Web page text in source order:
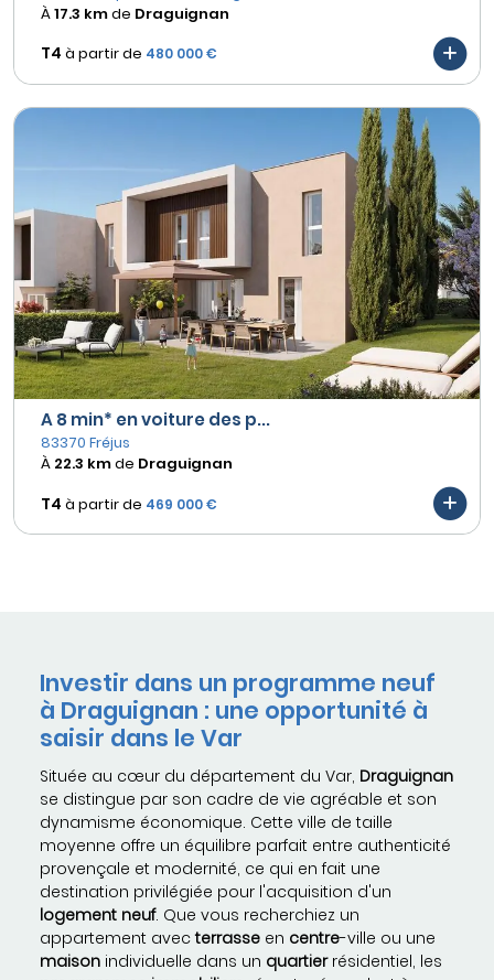
À17.3 kmde Draguignan
T4 à partir de 480 000 €
A 8 min* en voiture des p...
83370 Fréjus
À 22.3 kmde Draguignan
T4 à partir de 469 000 €
Investir dans un programme neuf
à Draguignan : une opportunité à
saisir dans le Var
Située au cœur du département du Var, Draguignan
se distingue par son cadre de vie agréable et son
dynamisme économique. Cette ville de taille
moyenne offre un équilibre parfait entre authenticité
provençale et modernité, ce qui en fait une
destination privilégiée pour l'acquisition d'un
logement neuf. Que vous recherchiez un
appartement avecterrasse en centre-ville ou une
maison individuelle dans un quartierrésidentiel, les